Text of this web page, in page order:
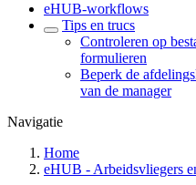
eHUB-workflows
Tips en trucs
Controleren op
formulieren
Beperk de
van de manager
Navigatie
Home
eHUB - Arbeidsvliegers